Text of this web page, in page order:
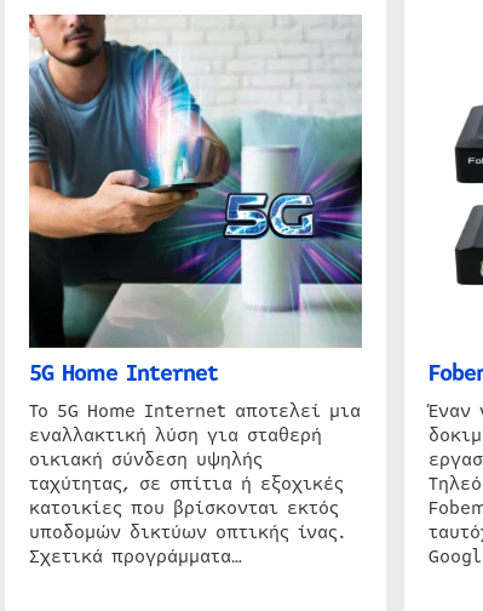
5G Home Internet
Το 5G Home Internet αποτελεί μια
εναλλακτική λύση για σταθερή
οικιακή σύνδεση υψηλής
ταχύτητας, σε σπίτια ή εξοχικές
κατοικίες που βρίσκονται εκτός
υποδομών δικτύων οπτικής ίνας.
Σχετικά προγράμματα…
Έναν